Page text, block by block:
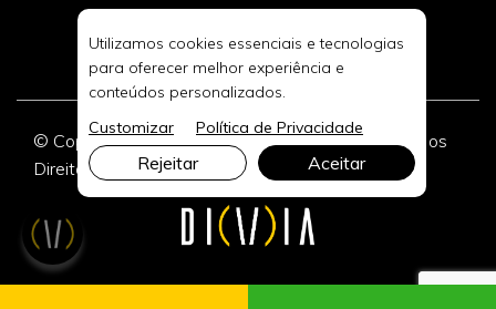
© Copyright 2026 DIVIA Marketing Digital. Todos os
Direitos Reservados.
Utilizamos cookies essenciais e tecnologias
para oferecer melhor experiência e
conteúdos personalizados.
Customizar
Política de Privacidade
Rejeitar Aceitar